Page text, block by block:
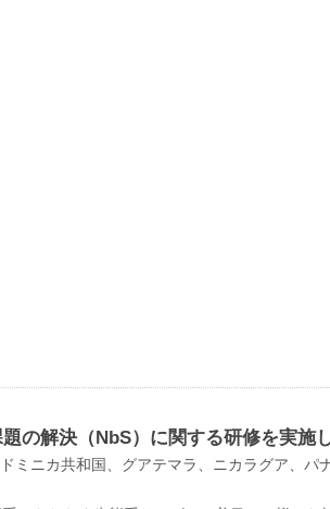
の解決（NbS）に関する研修を実施
ミニカ共和国、グアテマラ、ニカラグア、パ